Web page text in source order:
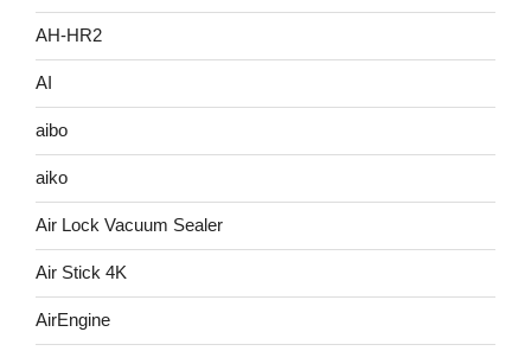
AH-HR2
AI
aibo
aiko
Air Lock Vacuum Sealer
Air Stick 4K
AirEngine